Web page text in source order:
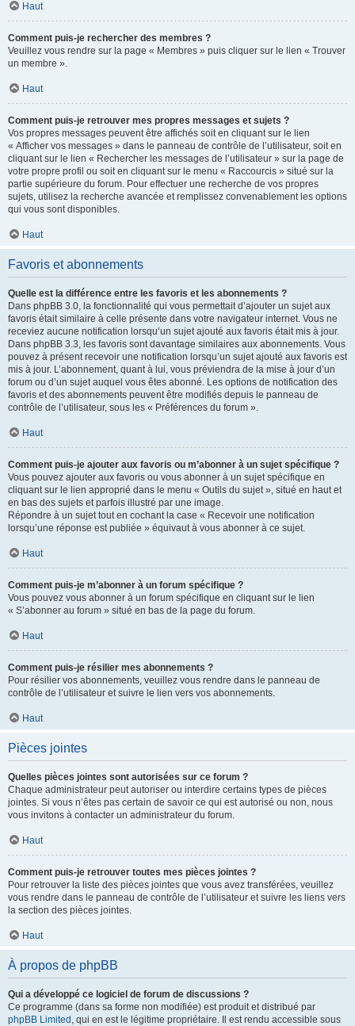
Haut
Comment puis-je rechercher des membres ?
Veuillez vous rendre sur la page « Membres » puis cliquer sur le lien « Trouver
un membre ».
Haut
Comment puis-je retrouver mes propres messages et sujets ?
Vos propres messages peuvent être affichés soit en cliquant sur le lien
« Afficher vos messages » dans le panneau de contrôle de l’utilisateur, soit en
cliquant sur le lien « Rechercher les messages de l’utilisateur » sur la page de
votre propre profil ou soit en cliquant sur le menu « Raccourcis » situé sur la
partie supérieure du forum. Pour effectuer une recherche de vos propres
sujets, utilisez la recherche avancée et remplissez convenablement les options
qui vous sont disponibles.
Haut
Favoris et abonnements
Quelle est la différence entre les favoris et les abonnements ?
Dans phpBB 3.0, la fonctionnalité qui vous permettait d’ajouter un sujet aux
favoris était similaire à celle présente dans votre navigateur internet. Vous ne
receviez aucune notification lorsqu’un sujet ajouté aux favoris était mis à jour.
Dans phpBB 3.3, les favoris sont davantage similaires aux abonnements. Vous
pouvez à présent recevoir une notification lorsqu’un sujet ajouté aux favoris est
mis à jour. L’abonnement, quant à lui, vous préviendra de la mise à jour d’un
forum ou d’un sujet auquel vous êtes abonné. Les options de notification des
favoris et des abonnements peuvent être modifiés depuis le panneau de
contrôle de l’utilisateur, sous les « Préférences du forum ».
Haut
Comment puis-je ajouter aux favoris ou m’abonner à un sujet spécifique ?
Vous pouvez ajouter aux favoris ou vous abonner à un sujet spécifique en
cliquant sur le lien approprié dans le menu « Outils du sujet », situé en haut et
en bas des sujets et parfois illustré par une image.
Répondre à un sujet tout en cochant la case « Recevoir une notification
lorsqu’une réponse est publiée » équivaut à vous abonner à ce sujet.
Haut
Comment puis-je m’abonner à un forum spécifique ?
Vous pouvez vous abonner à un forum spécifique en cliquant sur le lien
« S’abonner au forum » situé en bas de la page du forum.
Haut
Comment puis-je résilier mes abonnements ?
Pour résilier vos abonnements, veuillez vous rendre dans le panneau de
contrôle de l’utilisateur et suivre le lien vers vos abonnements.
Haut
Pièces jointes
Quelles pièces jointes sont autorisées sur ce forum ?
Chaque administrateur peut autoriser ou interdire certains types de pièces
jointes. Si vous n’êtes pas certain de savoir ce qui est autorisé ou non, nous
vous invitons à contacter un administrateur du forum.
Haut
Comment puis-je retrouver toutes mes pièces jointes ?
Pour retrouver la liste des pièces jointes que vous avez transférées, veuillez
vous rendre dans le panneau de contrôle de l’utilisateur et suivre les liens vers
la section des pièces jointes.
Haut
À propos de phpBB
Qui a développé ce logiciel de forum de discussions ?
Ce programme (dans sa forme non modifiée) est produit et distribué par
phpBB Limited , qui en est le légitime propriétaire. Il est rendu accessible sous